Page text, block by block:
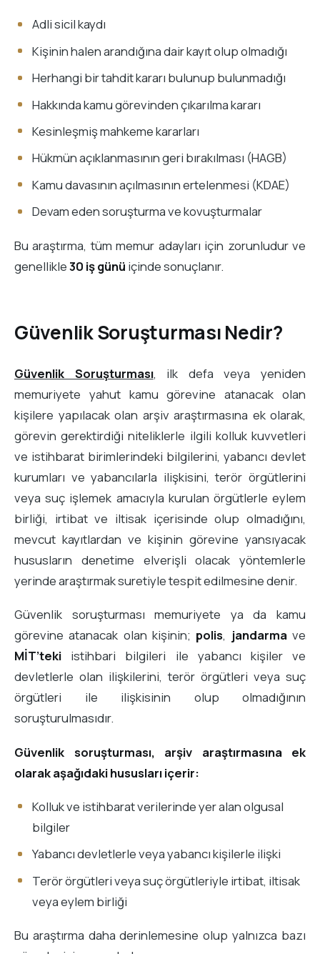
Adli sicil kaydı
Kişinin halen arandığına dair kayıt olup olmadığı
Herhangi bir tahdit kararı bulunup bulunmadığı
Hakkında kamu görevinden çıkarılma kararı
Kesinleşmiş mahkeme kararları
Hükmün açıklanmasının geri bırakılması (HAGB)
Kamu davasının açılmasının ertelenmesi (KDAE)
Devam eden soruşturma ve kovuşturmalar
Bu araştırma, tüm memur adayları için zorunludur ve
genellikle30 iş günü içinde sonuçlanır.
Güvenlik Soruşturması Nedir?
Güvenlik Soruşturması, ilk defa veya yeniden
memuriyete yahut kamu görevine atanacak olan
kişilere yapılacak olan arşiv araştırmasına ek olarak,
görevin gerektirdiği niteliklerle ilgili kolluk kuvvetleri
ve istihbarat birimlerindeki bilgilerini, yabancı devlet
kurumları ve yabancılarla ilişkisini, terör örgütlerini
veya suç işlemek amacıyla kurulan örgütlerle eylem
birliği, irtibat ve iltisak içerisinde olup olmadığını,
mevcut kayıtlardan ve kişinin görevine yansıyacak
hususların denetime elverişli olacak yöntemlerle
yerinde araştırmak suretiyle tespit edilmesine denir.
Güvenlik soruşturması memuriyete ya da kamu
görevine atanacak olan kişinin; polis, jandarmave
MİT’teki istihbari bilgileri ile yabancı kişiler ve
devletlerle olan ilişkilerini, terör örgütleri veya suç
örgütleri ile ilişkisinin olup olmadığının
soruşturulmasıdır.
Güvenlik soruşturması, arşiv araştırmasına ek
olarak aşağıdaki hususları içerir:
Kolluk ve istihbarat verilerinde yer alan olgusal
bilgiler
Yabancı devletlerle veya yabancı kişilerle ilişki
Terör örgütleri veya suç örgütleriyle irtibat, iltisak
veya eylem birliği
Bu araştırma daha derinlemesine olup yalnızca bazı